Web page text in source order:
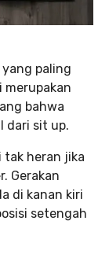
paling
merupakan
bahwa
dari sit up.
tak heran jika
Gerakan
di kanan kiri
setengah